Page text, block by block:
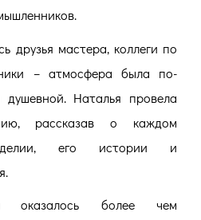
друзья мастера, коллеги по
– атмосфера была по-
Наталья провела
рассказав о каждом
его истории и
оказалось более чем